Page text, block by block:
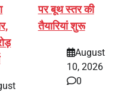
पर बूथ स्तर की
तैयारियां शुरू
August
10, 2026
0